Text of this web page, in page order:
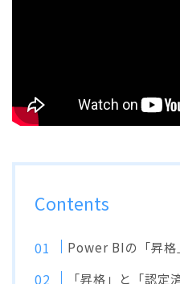
Contents
Power BIの「昇格
「昇格」と「認定